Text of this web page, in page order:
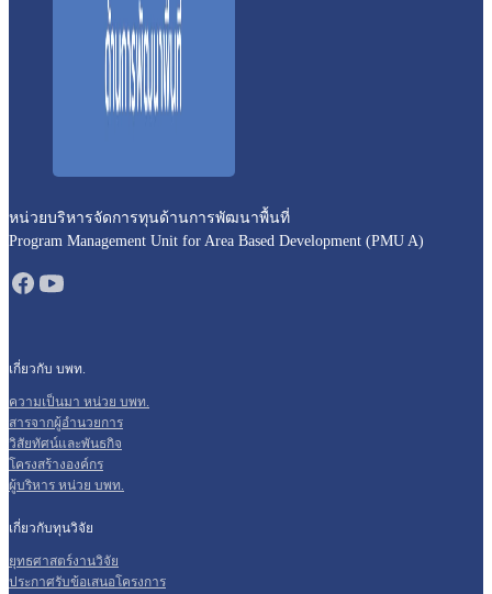
หน่วยบริหารจัดการทุนด้านการพัฒนาพื้นที่
Program Management Unit for Area Based Development (PMU A)
เกี่ยวกับ บพท.
ความเป็นมา หน่วย บพท.
สารจากผู้อำนวยการ
วิสัยทัศน์และพันธกิจ
โครงสร้างองค์กร
ผู้บริหาร หน่วย บพท.
เกี่ยวกับทุนวิจัย
ยุทธศาสตร์งานวิจัย
ประกาศรับข้อเสนอโครงการ